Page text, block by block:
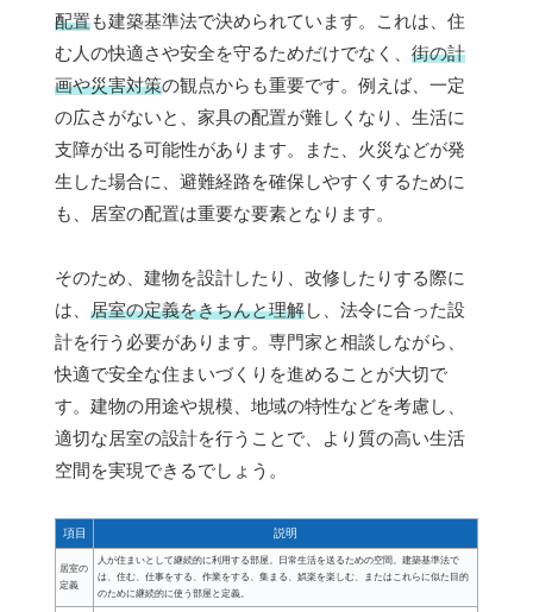
配置も建築基準法で決められています。これは、住
む人の快適さや安全を守るためだけでなく、 街の計
画や災害対策の観点からも重要です。例えば、一定
の広さがないと、家具の配置が難しくなり、生活に
支障が出る可能性があります。また、火災などが発
生した場合に、避難経路を確保しやすくするために
も、居室の配置は重要な要素となります。
そのため、建物を設計したり、改修したりする際に
は、 居室の定義をきちんと理解し、法令に合った設
計を行う必要があります。専門家と相談しながら、
快適で安全な住まいづくりを進めることが大切で
す。建物の用途や規模、地域の特性などを考慮し、
適切な居室の設計を行うことで、より質の高い生活
空間を実現できるでしょう。
項目 説明
居室の
定義
人が住まいとして継続的に利用する部屋。日常生活を送るための空間。建築基準法で
は、住む、仕事をする、作業をする、集まる、娯楽を楽しむ、またはこれらに似た目的
のために継続的に使う部屋と定義。